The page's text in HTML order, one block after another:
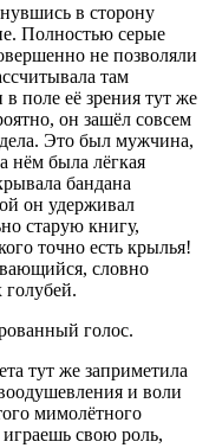
в сторону
Полностью серые
не позволяли
там
в поле её зрения тут же
он зашёл совсем
Это был мужчина,
нём была лёгкая
бандана
он удерживал
старую книгу,
точно есть крылья!
словно
голубей.
голос.
тут же заприметила
и воли
мимолётного
играешь свою роль,